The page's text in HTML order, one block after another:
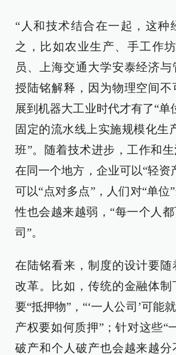
“人和技术结合在一起，这种
之，比如农业生产、手工作
员、上海交通大学安泰经济
授陆铭解释，因为物理空间
展到机器大工业时代才有了“单
固定的流水线上实施规模化生
班”。随着技术进步，工作和
在同一个地方，企业可以“轻资
可以“点对多点”，人们对“单位
性也会越来越弱，“每一个人
司”。
在陆铭看来，制度的设计要
改革。比如，传统的金融体制
要“抵押物”，“‘一人公司’可能
产权要如何质押”；针对这些“
破产和个人破产也会越来越分